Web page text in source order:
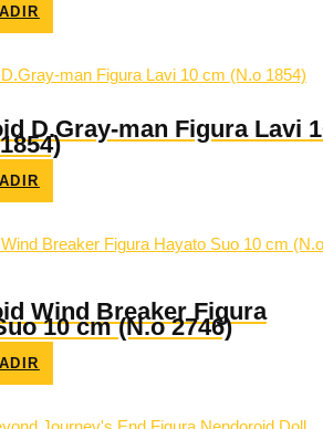
D.Gray-man Figura Lavi
Wind Breaker Figura
10 cm (N.o 2746)